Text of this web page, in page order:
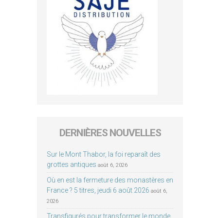
DERNIÈRES NOUVELLES
Sur le Mont Thabor, la foi reparaît des
grottes antiques août 6, 2026
Où en est la fermeture des monastères en
France ? 5 titres, jeudi 6 août 2026 août 6,
2026
Transfigurés pour transformer le monde